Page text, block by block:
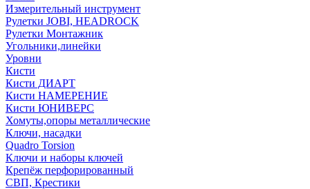
Измерительный инструмент
Рулетки JOBI, HEADROCK
Рулетки Монтажник
Угольники,линейки
Уровни
Кисти
Кисти ДИАРТ
Кисти НАМЕРЕНИЕ
Кисти ЮНИВЕРС
Хомуты,опоры металлические
Ключи, насадки
Quadro Torsion
Ключи и наборы ключей
Крепёж перфорированный
СВП, Крестики